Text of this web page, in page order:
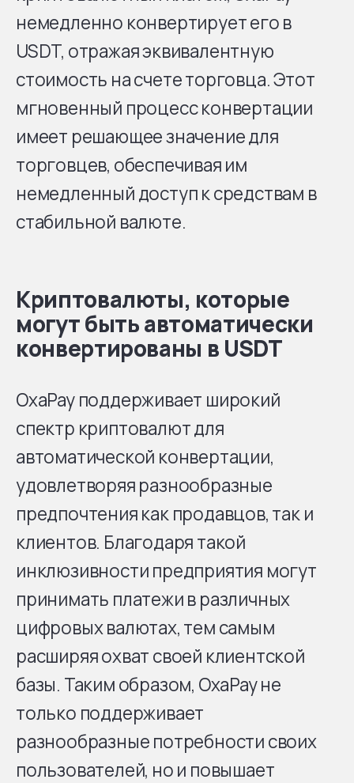
немедленно конвертирует его в
USDT, отражая эквивалентную
стоимость на счете торговца. Этот
мгновенный процесс конвертации
имеет решающее значение для
торговцев, обеспечивая им
немедленный доступ к средствам в
стабильной валюте.
Криптовалюты, которые
могут быть автоматически
конвертированы в USDT
OxaPay поддерживает широкий
спектр криптовалют для
автоматической конвертации,
удовлетворяя разнообразные
предпочтения как продавцов, так и
клиентов. Благодаря такой
инклюзивности предприятия могут
принимать платежи в различных
цифровых валютах, тем самым
расширяя охват своей клиентской
базы. Таким образом, OxaPay не
только поддерживает
разнообразные потребности своих
пользователей, но и повышает